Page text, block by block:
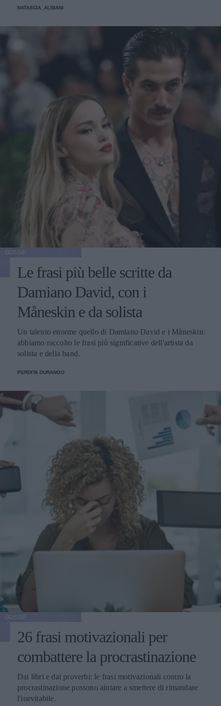
NATASCIA_ALIBANI
Le frasi più belle scritte da
Damiano David, con i
Måneskin e da solista
Un talento enorme quello di Damiano David e i Måneskin:
abbiamo raccolto le frasi più significative dell'artista da
solista e della band.
PERDITA DURANGO
26 frasi motivazionali per
combattere la procrastinazione
Dai libri e dai proverbi: le frasi motivazionali contro la
procrastinazione possono aiutare a smettere di rimandare
l'inevitabile.